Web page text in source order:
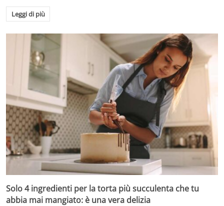
Leggi di più
Solo 4 ingredienti per la torta più succulenta che tu
abbia mai mangiato: è una vera delizia